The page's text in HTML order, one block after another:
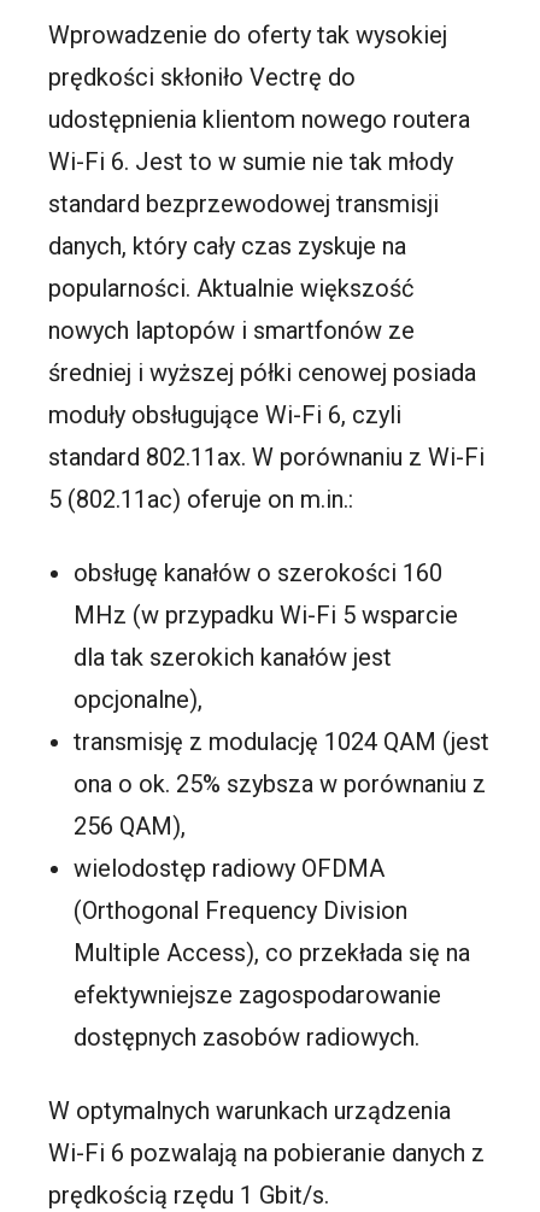
Wprowadzenie do oferty tak wysokiej
prędkości skłoniło Vectrę do
udostępnienia klientom nowego routera
Wi-Fi 6. Jest to w sumie nie tak młody
standard bezprzewodowej transmisji
danych, który cały czas zyskuje na
popularności. Aktualnie większość
nowych laptopów i smartfonów ze
średniej i wyższej półki cenowej posiada
moduły obsługujące Wi-Fi 6, czyli
standard 802.11ax. W porównaniu z Wi-Fi
5 (802.11ac) oferuje on m.in.:
obsługę kanałów o szerokości 160
MHz (w przypadku Wi-Fi 5 wsparcie
dla tak szerokich kanałów jest
opcjonalne),
transmisję z modulację 1024 QAM (jest
ona o ok. 25% szybsza w porównaniu z
256 QAM),
wielodostęp radiowy OFDMA
(Orthogonal Frequency Division
Multiple Access), co przekłada się na
efektywniejsze zagospodarowanie
dostępnych zasobów radiowych.
W optymalnych warunkach urządzenia
Wi-Fi 6 pozwalają na pobieranie danych z
prędkością rzędu 1 Gbit/s.